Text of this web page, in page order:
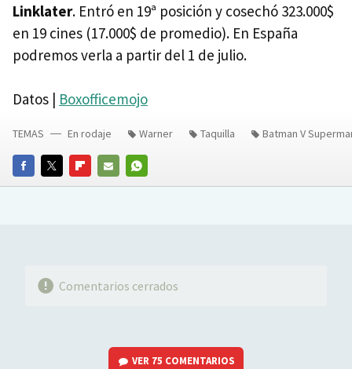
Linklater. Entró en 19ª posición y cosechó 323.000$
en 19 cines (17.000$ de promedio). En España
podremos verla a partir del 1 de julio.
Datos | Boxofficemojo
FACEBOOKTWITTERFLIPBOARD
E-
WHATSAPP
TEMAS En rodaje Warner Taquilla Batman V
Comentarios cerrados
VER 75 COMENTARIOS